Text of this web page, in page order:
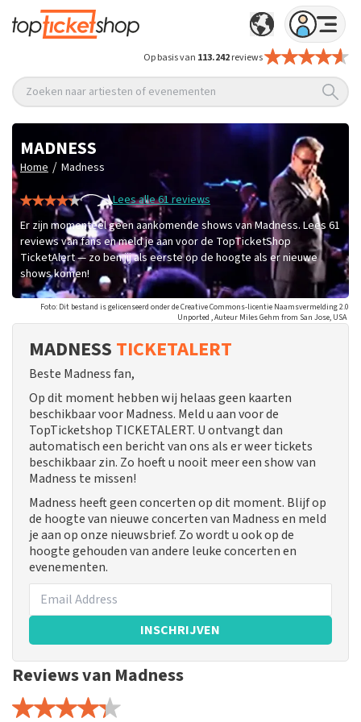
Op basis van 113.242reviews
Zoeken naar artiesten of evenementen
MADNESS
Home / Madness
Lees alle 61 reviews
Er zijn momenteel geen aankomende shows van Madness. Lees 61
reviews van fans en meld je aan voor de TopTicketShop
TicketAlert — zo ben jij als eerste op de hoogte als er nieuwe
shows komen!
Foto: Dit bestand is gelicenseerd onder de Creative Commons-licentie Naamsvermelding 2.0
Unported , Auteur Miles Gehm from San Jose, USA
MADNESS TICKETALERT
Beste Madness fan,
Op dit moment hebben wij helaas geen kaarten
beschikbaar voor Madness. Meld u aan voor de
TopTicketshop TICKETALERT. U ontvangt dan
automatisch een bericht van ons als er weer tickets
beschikbaar zin. Zo hoeft u nooit meer een show van
Madness te missen!
Madness heeft geen concerten op dit moment. Blijf op
de hoogte van nieuwe concerten van Madness en meld
je aan op onze nieuwsbrief. Zo wordt u ook op de
hoogte gehouden van andere leuke concerten en
evenementen.
INSCHRIJVEN
Reviews van Madness